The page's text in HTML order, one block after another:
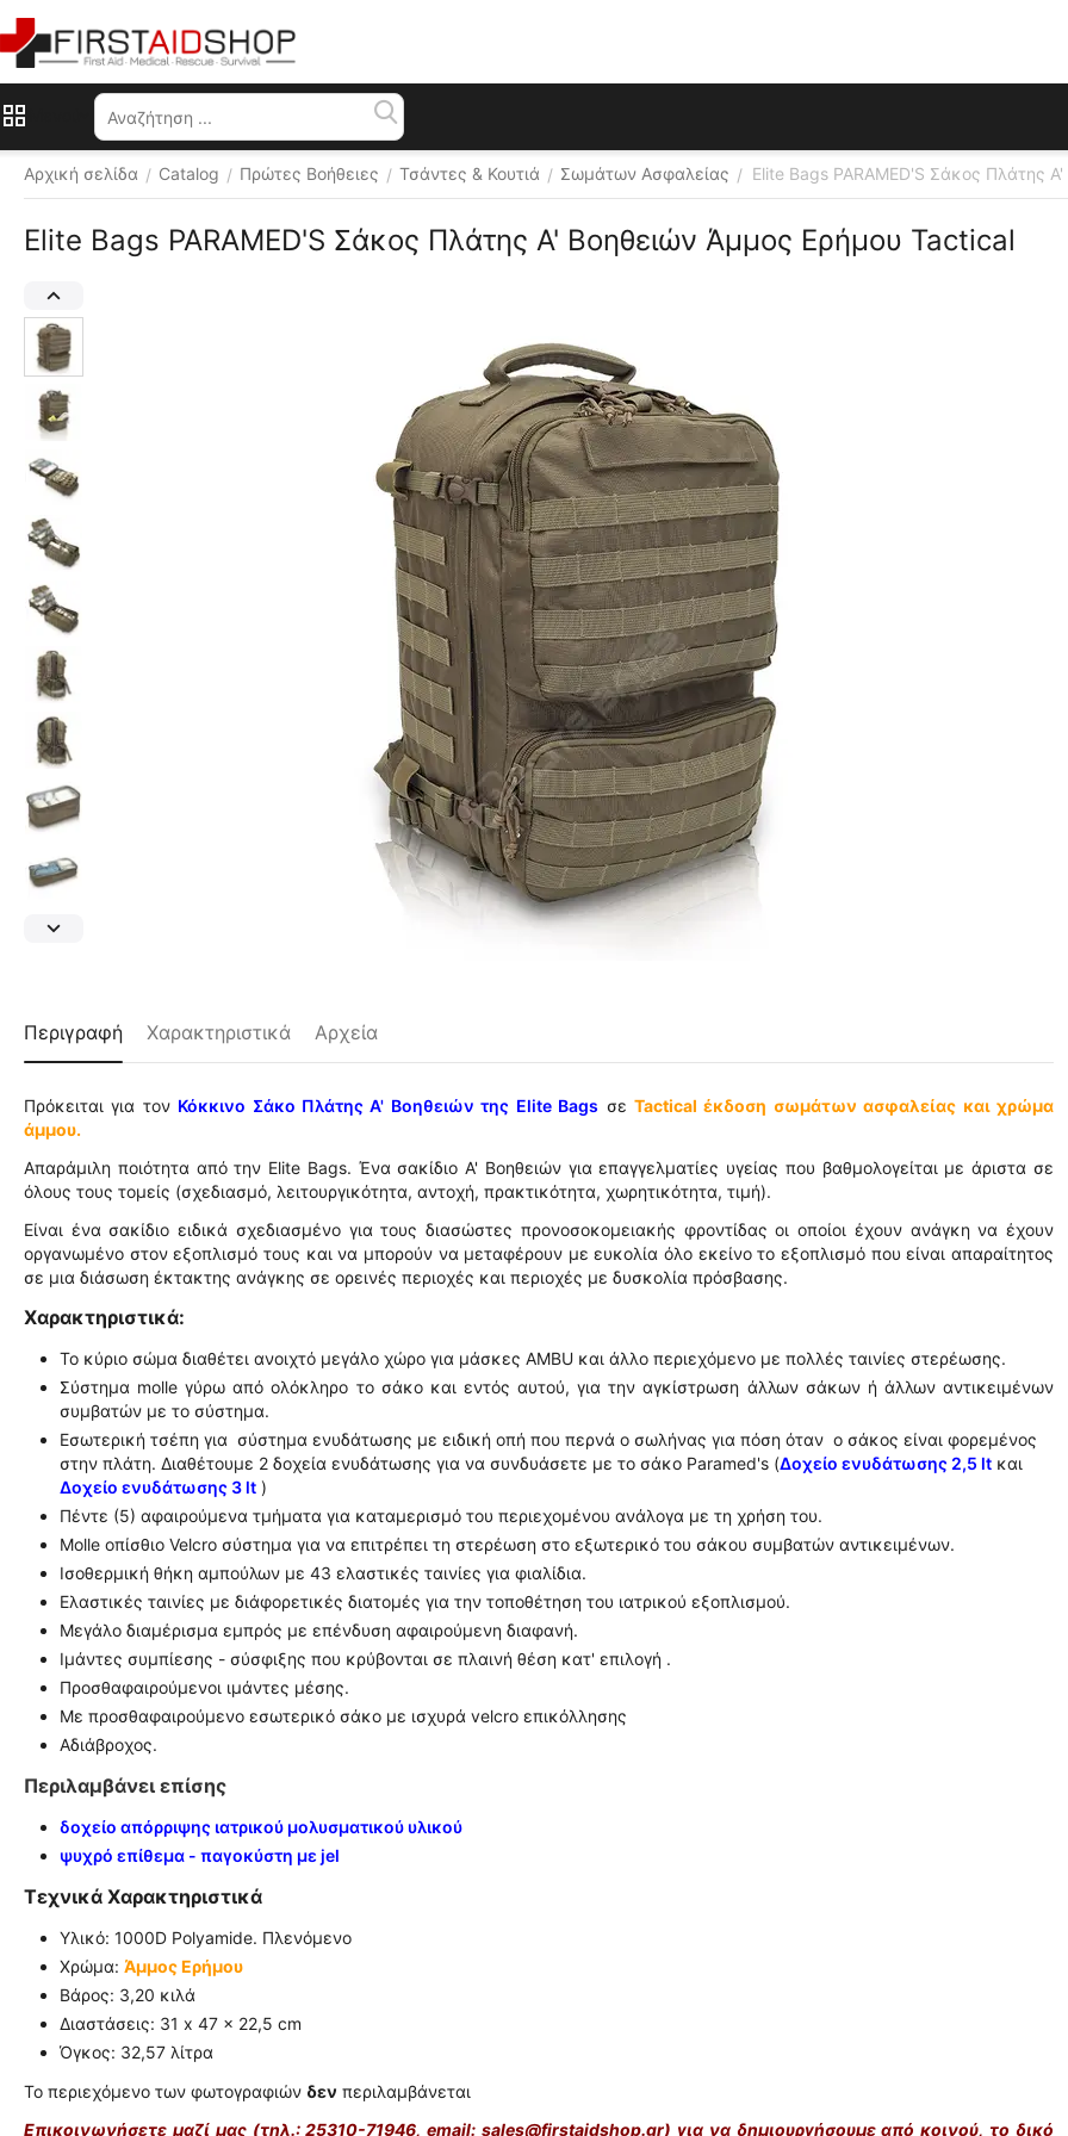
Αρχική σελίδα / Catalog / Πρώτες Βοήθειες / Τσάντες & Κουτιά / Σωμάτων Ασφαλείας / Elite Bags PARAMED'S Σάκος Πλάτης
Elite Bags PARAMED'S Σάκος Πλάτης Α' Βοηθειών Άμμος Ερήμου Tactical
Διάφορα
χρώματα
Δωρεάν
αποστολή
Περιγραφή Χαρακτηριστικά Αρχεία
Πρόκειται για τον Κόκκινο Σάκο Πλάτης Α' Βοηθειών της Elite Bags σε Tactical έκδοση σωμάτων ασφαλείας και χρώμα
άμμου.
Απαράμιλη ποιότητα από την Elite Bags. Ένα σακίδιο Α' Βοηθειών για επαγγελματίες υγείας που βαθμολογείται με άριστα σε
όλους τους τομείς (σχεδιασμό, λειτουργικότητα, αντοχή, πρακτικότητα, χωρητικότητα, τιμή).
Είναι ένα σακίδιο ειδικά σχεδιασμένο για τους διασώστες προνοσοκομειακής φροντίδας οι οποίοι έχουν ανάγκη να έχουν
οργανωμένο στον εξοπλισμό τους και να μπορούν να μεταφέρουν με ευκολία όλo εκείνο το εξοπλισμό που είναι απαραίτητος
σε μια διάσωση έκτακτης ανάγκης σε ορεινές περιοχές και περιοχές με δυσκολία πρόσβασης.
Χαρακτηριστικά:
Το κύριο σώμα διαθέτει ανοιχτό μεγάλο χώρο για μάσκες AMBU και άλλο περιεχόμενο με πολλές ταινίες στερέωσης.
Σύστημα molle γύρω από ολόκληρο το σάκο και εντός αυτού, για την αγκίστρωση άλλων σάκων ή άλλων αντικειμένων
συμβατών με το σύστημα.
Εσωτερική τσέπη για σύστημα ενυδάτωσης με ειδική οπή που περνά ο σωλήνας για πόση όταν ο σάκος είναι φορεμένος
στην πλάτη. Διαθέτουμε 2 δοχεία ενυδάτωσης για να συνδυάσετε με το σάκο Paramed's (Δοχείο ενυδάτωσης 2,5 lt και
Δοχείο ενυδάτωσης 3 lt )
Πέντε (5) αφαιρούμενα τμήματα για καταμερισμό του περιεχομένου ανάλογα με τη χρήση του.
Molle οπίσθιο Velcro σύστημα για να επιτρέπει τη στερέωση στο εξωτερικό του σάκου συμβατών αντικειμένων.
Ισοθερμική θήκη αμπούλων με 43 ελαστικές ταινίες για φιαλίδια.
Ελαστικές ταινίες με διάφορετικές διατομές για την τοποθέτηση του ιατρικού εξοπλισμού.
Μεγάλο διαμέρισμα εμπρός με επένδυση αφαιρούμενη διαφανή.
Ιμάντες συμπίεσης - σύσφιξης που κρύβονται σε πλαινή θέση κατ' επιλογή .
Προσθαφαιρούμενοι ιμάντες μέσης.
Με προσθαφαιρούμενο εσωτερικό σάκο με ισχυρά velcro επικόλλησης
Αδιάβροχος.
Περιλαμβάνει επίσης
δοχείο απόρριψης ιατρικού μολυσματικού υλικού
ψυχρό επίθεμα - παγοκύστη με jel
Τεχνικά Χαρακτηριστικά
Υλικό: 1000D Polyamide. Πλενόμενο
Χρώμα: Άμμος Ερήμου
Βάρος: 3,20 κιλά
Διαστάσεις: 31 x 47 x 22,5 cm
Όγκος: 32,57 λίτρα
Το περιεχόμενο των φωτογραφιών δεν περιλαμβάνεται
Eπικοινωνήσετε μαζί μας (τηλ.: 25310-71946, email: sales@firstaidshop.gr) για να δημιουργήσουμε από κοινού, το δικό